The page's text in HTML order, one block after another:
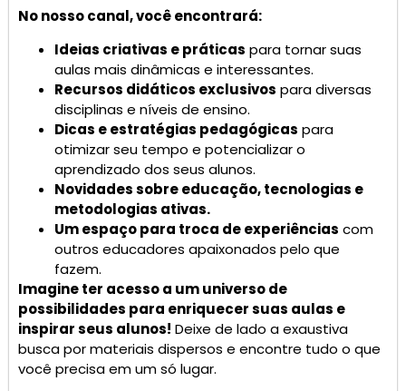
No nosso canal, você encontrará:
Ideias criativas e práticas para tornar suas
aulas mais dinâmicas e interessantes.
Recursos didáticos exclusivos para diversas
disciplinas e níveis de ensino.
Dicas e estratégias pedagógicas para
otimizar seu tempo e potencializar o
aprendizado dos seus alunos.
Novidades sobre educação, tecnologias e
metodologias ativas.
Um espaço para troca de experiências com
outros educadores apaixonados pelo que
fazem.
Imagine ter acesso a um universo de
possibilidades para enriquecer suas aulas e
inspirar seus alunos! Deixe de lado a exaustiva
busca por materiais dispersos e encontre tudo o que
você precisa em um só lugar.